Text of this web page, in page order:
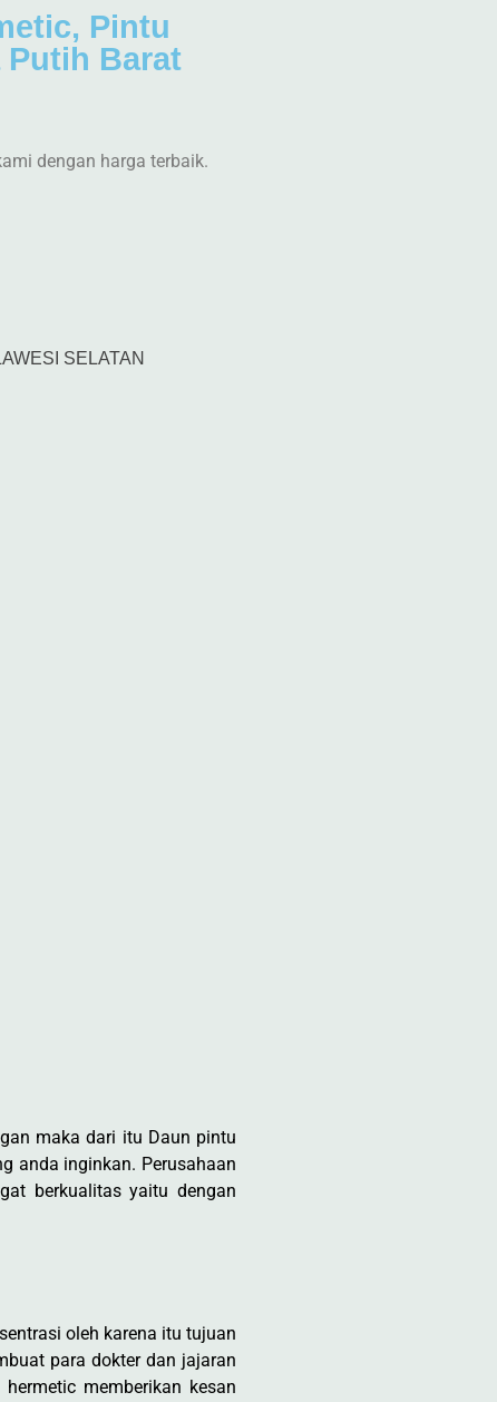
Pintu
Putih Barat
dengan harga terbaik.
maka dari itu Daun pintu
anda inginkan. Perusahaan
berkualitas yaitu dengan
oleh karena itu tujuan
para dokter dan jajaran
memberikan kesan